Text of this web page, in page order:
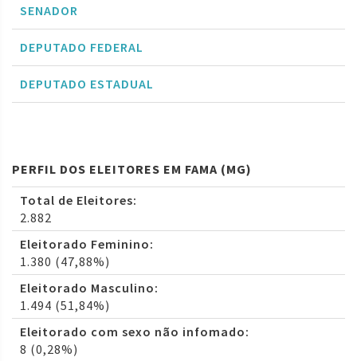
SENADOR
DEPUTADO FEDERAL
DEPUTADO ESTADUAL
PERFIL DOS ELEITORES EM FAMA (MG)
Total de Eleitores:
2.882
Eleitorado Feminino:
1.380 (47,88%)
Eleitorado Masculino:
1.494 (51,84%)
Eleitorado com sexo não infomado:
8 (0,28%)